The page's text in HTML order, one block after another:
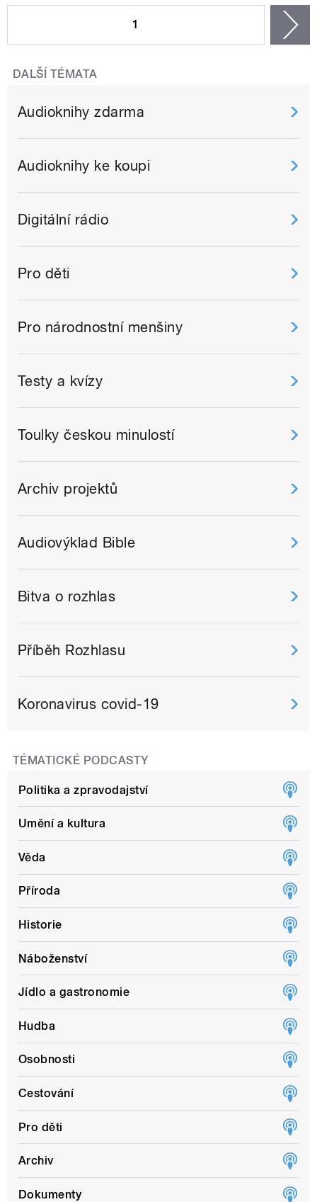
1
DALŠÍ TÉMATA
Audioknihy zdarma
Audioknihy ke koupi
Digitální rádio
Pro děti
Pro národnostní menšiny
Testy a kvízy
Toulky českou minulostí
Archiv projektů
Audiovýklad Bible
Bitva o rozhlas
Příběh Rozhlasu
Koronavirus covid-19
TÉMATICKÉ PODCASTY
Politika a zpravodajství
Umění a kultura
Věda
Příroda
Historie
Náboženství
Jídlo a gastronomie
Hudba
Osobnosti
Cestování
Pro děti
Archiv
Dokumenty